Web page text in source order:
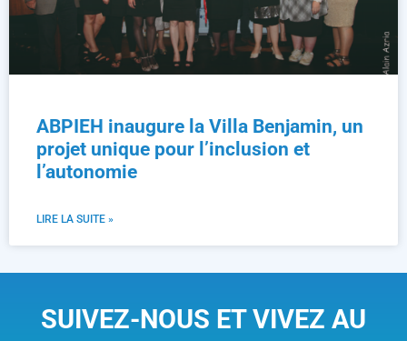
ABPIEH inaugure la Villa Benjamin, un
projet unique pour l’inclusion et
l’autonomie
LIRE LA SUITE »
SUIVEZ-NOUS ET VIVEZ AU